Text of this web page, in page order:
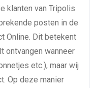
klanten van Tripolis
posten in de
Online. Dit betekent
ontvangen wanneer
etc.), maar wij
Op deze manier